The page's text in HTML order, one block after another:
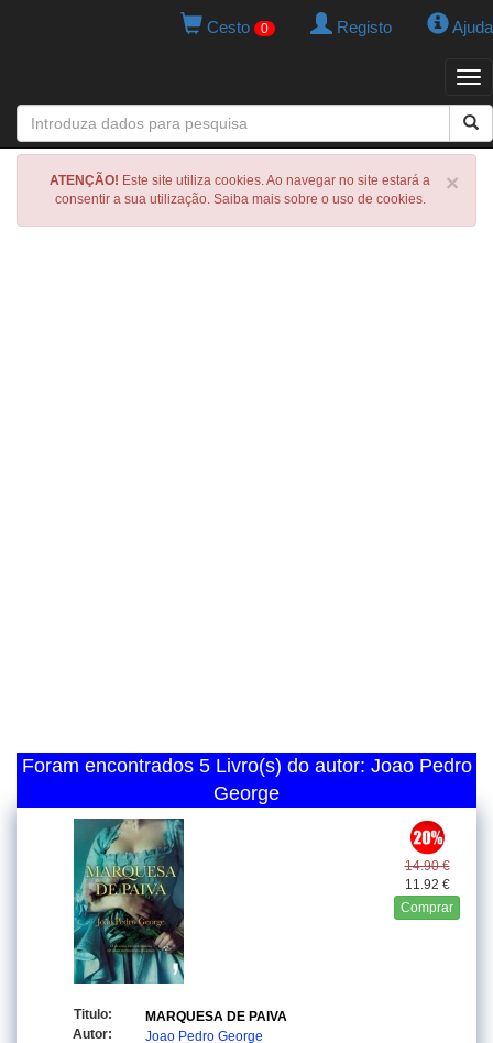
Cesto 0 Registo Ajuda
×
ATENÇÃO! Este site utiliza cookies. Ao navegar no site estará a
consentir a sua utilização. Saiba mais sobre o uso de cookies.
Foram encontrados 5 Livro(s) do autor: Joao Pedro
George
14.90 €
11.92 €
Comprar
Titulo:
MARQUESA DE PAIVA
Autor:
Joao Pedro George